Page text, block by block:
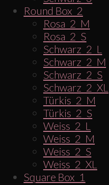
Round Box_2
Rosa_2_M
Rosa_2_S
Schwarz_2_L
Schwarz_2_M
Schwarz_2_S
Schwarz_2_XL
Türkis_2_M
Türkis_2_S
Weiss_2_L
Weiss_2_M
Weiss_2_S
Weiss_2_XL
Square Box_1